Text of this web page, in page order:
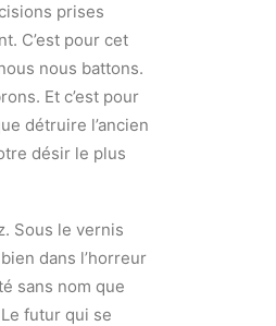
prises
C’est pour cet
nous battons.
Et c’est pour
détruire l’ancien
désir le plus
Sous le vernis
dans l’horreur
sans nom que
futur qui se